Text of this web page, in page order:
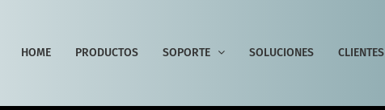
HOME PRODUCTOS SOPORTE SOLUCIONES CLIENTES